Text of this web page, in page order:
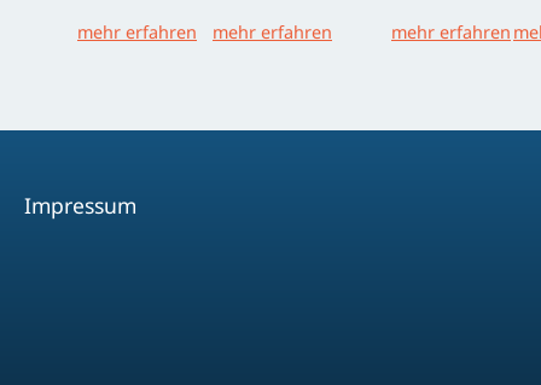
mehr erfahren mehr erfahren
mehr erfahren
Impressum